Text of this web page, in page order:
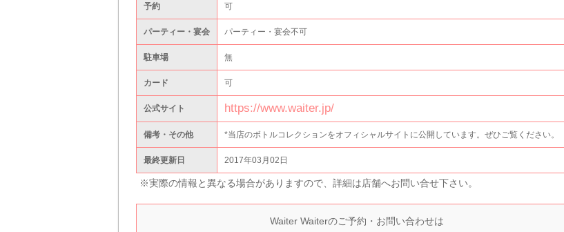
予約 可
パーティー・宴会 パーティー・宴会不可
駐車場 無
カード 可
公式サイト https://www.waiter.jp/
備考・その他 *当店のボトルコレクションをオフィシャルサイトに公開しています。ぜひご覧ください。
最終更新日 2017年03月02日
※実際の情報と異なる場合がありますので、詳細は店舗へお問い合せ下さい。
Waiter Waiterのご予約・お問い合わせは